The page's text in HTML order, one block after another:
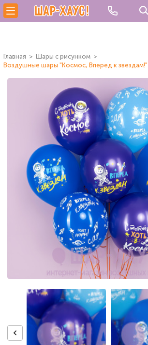
Главная
Шары с рисунком
Воздушные шары "Космос, Вперед к звездам!"